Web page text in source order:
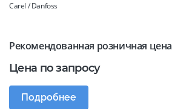
Carel / Danfoss
Рекомендованная розничная цена
Цена по запросу
Подробнее